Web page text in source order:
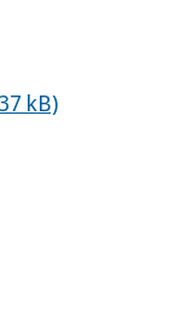
kB)